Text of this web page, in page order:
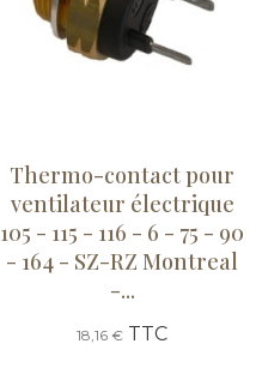
Thermo-contact pour
ventilateur électrique
105 - 115 - 116 - 6 - 75 - 90
- 164 - SZ-RZ Montreal
-...
18,16 € TTC